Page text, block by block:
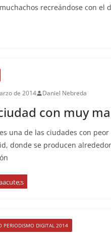
recreándose con el
de 2014 Daniel Nebreda
con muy
una de las ciudades con
donde se producen
PERIODISMO DIGITAL 2014